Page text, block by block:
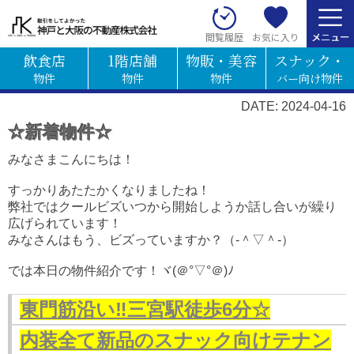
閲覧履歴 お気に入り
飲食店
物件
1階店舗
物件
物販・美容
物件
スナック・
バー向け物件
DATE: 2024-04-16
☆新着物件☆
みなさまこんにちは！
すっかりあたたかくなりましたね！
弊社ではクールビズいつから開始しようか話し合いが繰り
広げられています！
みなさんはもう、ビズっていますか？（‐＾▽＾‐）
では本日の物件紹介です！ヾ(＠°▽°＠)ﾉ
東門筋沿い‼三宮駅徒歩6分☆
内装全て新品のスナック向けテナン